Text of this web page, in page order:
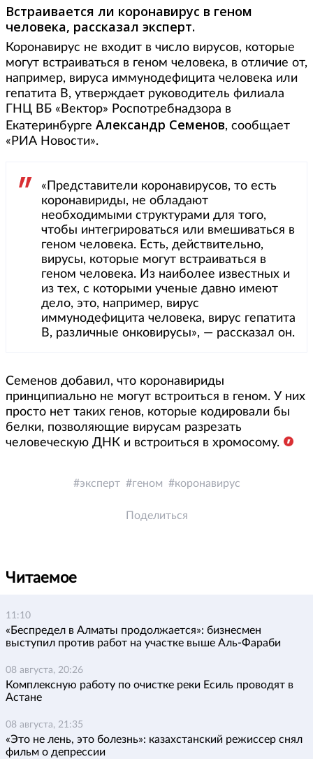
Встраивается ли коронавирус в геном
человека, рассказал эксперт.
Коронавирус не входит в число вирусов, которые
могут встраиваться в геном человека, в отличие от,
например, вируса иммунодефицита человека или
гепатита В, утверждает руководитель филиала
ГНЦ ВБ «Вектор» Роспотребнадзора в
Екатеринбурге Александр Семенов, сообщает
«РИА Новости».
«Представители коронавирусов, то есть
коронавириды, не обладают
необходимыми структурами для того,
чтобы интегрироваться или вмешиваться в
геном человека. Есть, действительно,
вирусы, которые могут встраиваться в
геном человека. Из наиболее известных и
из тех, с которыми ученые давно имеют
дело, это, например, вирус
иммунодефицита человека, вирус гепатита
В, различные онковирусы», — рассказал он.
Семенов добавил, что коронавириды
принципиально не могут встроиться в геном. У них
просто нет таких генов, которые кодировали бы
белки, позволяющие вирусам разрезать
человеческую ДНК и встроиться в хромосому.
эксперт геном коронавирус
Поделиться
Читаемое
11:10
«Беспредел в Алматы продолжается»: бизнесмен
выступил против работ на участке выше Аль-Фараби
08 августа, 20:26
Комплексную работу по очистке реки Есиль проводят в
Астане
08 августа, 21:35
«Это не лень, это болезнь»: казахстанский режиссер снял
фильм о депрессии